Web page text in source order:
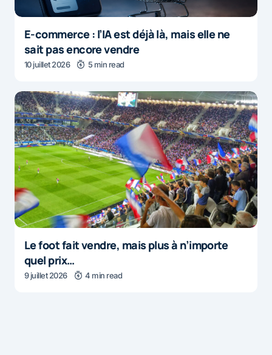
E-commerce : l’IA est déjà là, mais elle ne
sait pas encore vendre
10 juillet 2026 5 min read
Le foot fait vendre, mais plus à n’importe
quel prix…
9 juillet 2026 4 min read